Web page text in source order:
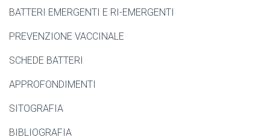
BATTERI EMERGENTI E RI-EMERGENTI
PREVENZIONE VACCINALE
SCHEDE BATTERI
APPROFONDIMENTI
SITOGRAFIA
BIBLIOGRAFIA